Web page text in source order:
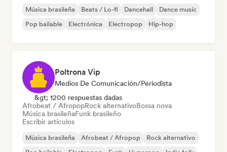
Música brasileña Beats / Lo-fi Dancehall
Dance music
Pop bailable
Electrónica Electropop Hip-hop
Poltrona Vip
Medios De Comunicación/Periodista
&gt; 1200 respuestas dadas
Afrobeat / AfropopRock alternativoBossa nova
Música brasileñaFunk brasileño
Escribir artículos
Música brasileña Afrobeat / Afropop
Rock alternativo